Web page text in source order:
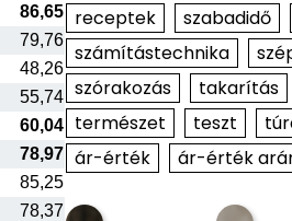
86,65
79,76
48,26
55,74
60,04
78,97
85,25
78,37
receptek
szabadidő
számítástechnika
szórakozás
takarítás
természet
teszt
ár-érték
ár-érték